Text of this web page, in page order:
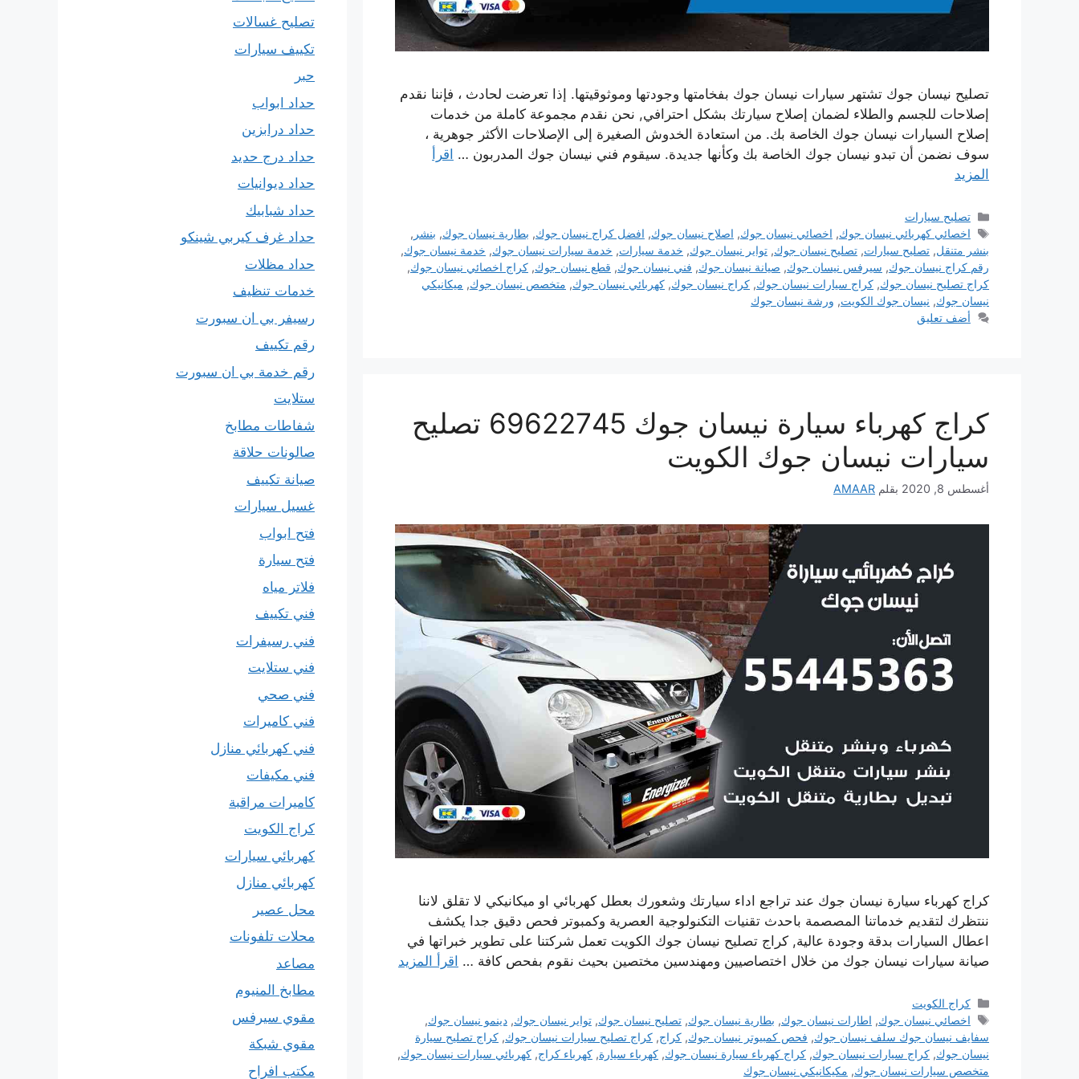
تصليح نيسان جوك تشتهر سيارات نيسان جوك بفخامتها وجودتها وموثوقيتها. إذا تعرضت لحادث ، فإننا نقدم
إصلاحات للجسم والطلاء لضمان إصلاح سيارتك بشكل احترافي, نحن نقدم مجموعة كاملة من خدمات
إصلاح السيارات نيسان جوك الخاصة بك. من استعادة الخدوش الصغيرة إلى الإصلاحات الأكثر جوهرية ،
سوف نضمن أن تبدو نيسان جوك الخاصة بك وكأنها جديدة. سيقوم فني نيسان جوك المدربون … اقرأ
المزيد
التصنيفات
تصليح سيارات
الوسوم
اخصائي كهربائي نيسان جوك, اخصائي نيسان جوك, اصلاح نيسان جوك, افضل كراج نيسان جوك, بطارية نيسان جوك, بنشر ,
بنشر متنقل, تصليح سيارات, تصليح نيسان جوك, تواير نيسان جوك, خدمة سيارات, خدمة سيارات نيسان جوك, خدمة نيسان جوك,
رقم كراج نيسان جوك, سيرفس نيسان جوك, صيانة نيسان جوك, فني نيسان جوك, قطع نيسان جوك, كراج اخصائي نيسان جوك,
كراج تصليح نيسان جوك, كراج سيارات نيسان جوك, كراج نيسان جوك, كهربائي نيسان جوك, متخصص نيسان جوك, ميكانيكي
نيسان جوك, نيسان جوك الكويت, ورشة نيسان جوك
أضف تعليق
كراج كهرباء سيارة نيسان جوك 69622745 تصليح
سيارات نيسان جوك الكويت
أغسطس 8, 2020 بقلم AMAAR
كراج كهرباء سيارة نيسان جوك عند تراجع اداء سيارتك وشعورك بعطل كهربائي او ميكانيكي لا تقلق لاننا
ننتظرك لتقديم خدماتنا المصصمة باحدث تقنيات التكنولوجية العصرية وكمبوتر فحص دقيق جدا يكشف
اعطال السيارات بدقة وجودة عالية, كراج تصليح نيسان جوك الكويت تعمل شركتنا على تطوير خبراتها في
صيانة سيارات نيسان جوك من خلال اختصاصيين ومهندسين مختصين بحيث نقوم بفحص كافة … اقرأ المزيد
التصنيفات
كراج الكويت
الوسوم
اخصائي نيسان جوك, اطارات نيسان جوك, بطارية نيسان جوك,تصليح نيسان جوك,تواير نيسان جوك,دينمو نيسان جوك,
سفايف نيسان جوك سلف نيسان جوك, فحص كمبيوتر نيسان جوك, كراج, كراج تصليح سيارات نيسان جوك, كراج تصليح سيارة
نيسان جوك, كراج سيارات نيسان جوك, كراج كهرباء سيارة نيسان جوك, كهرباء سيارة, كهرباء كراج, كهربائي سيارات نيسان جوك,
متخصص سيارات نيسان جوك, مكيكانيكي نيسان جوك
تصليح غسالات
تكييف سيارات
حبر
حداد ابواب
حداد درابزين
حداد درج حديد
حداد ديوانيات
حداد شبابيك
حداد غرف كيربي شينكو
حداد مظلات
خدمات تنظيف
رسيفر بي ان سبورت
رقم تكييف
رقم خدمة بي ان سبورت
ستلايت
شفاطات مطابخ
صالونات حلاقة
صيانة تكييف
غسيل سيارات
فتح ابواب
فتح سيارة
فلاتر مياه
فني تكييف
فني رسيفرات
فني ستلايت
فني صحي
فني كاميرات
فني كهربائي منازل
فني مكيفات
كاميرات مراقبة
كراج الكويت
كهربائي سيارات
كهربائي منازل
محل عصير
محلات تلفونات
مصاعد
مطابخ المنيوم
مقوي سيرفس
مقوي شبكة
مكتب افراح